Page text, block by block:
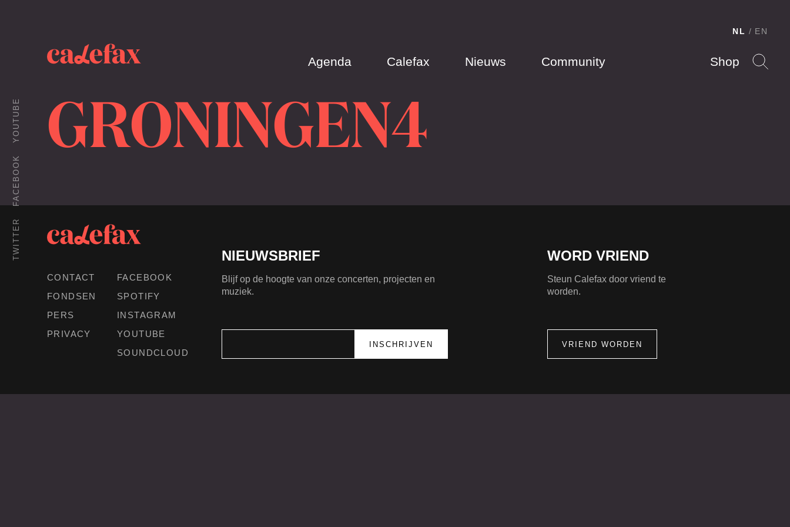
Agenda Calefax Nieuws Community Shop
NL EN
TWITTER
FACEBOOK
YOUTUBE GRONINGEN4
CONTACT
FONDSEN
PERS
PRIVACY
FACEBOOK
SPOTIFY
INSTAGRAM
YOUTUBE
SOUNDCLOUD
NIEUWSBRIEF
Blijf op de hoogte van onze concerten, projecten en
muziek.
WORD VRIEND
Steun Calefax door vriend te
worden.
VRIEND WORDEN